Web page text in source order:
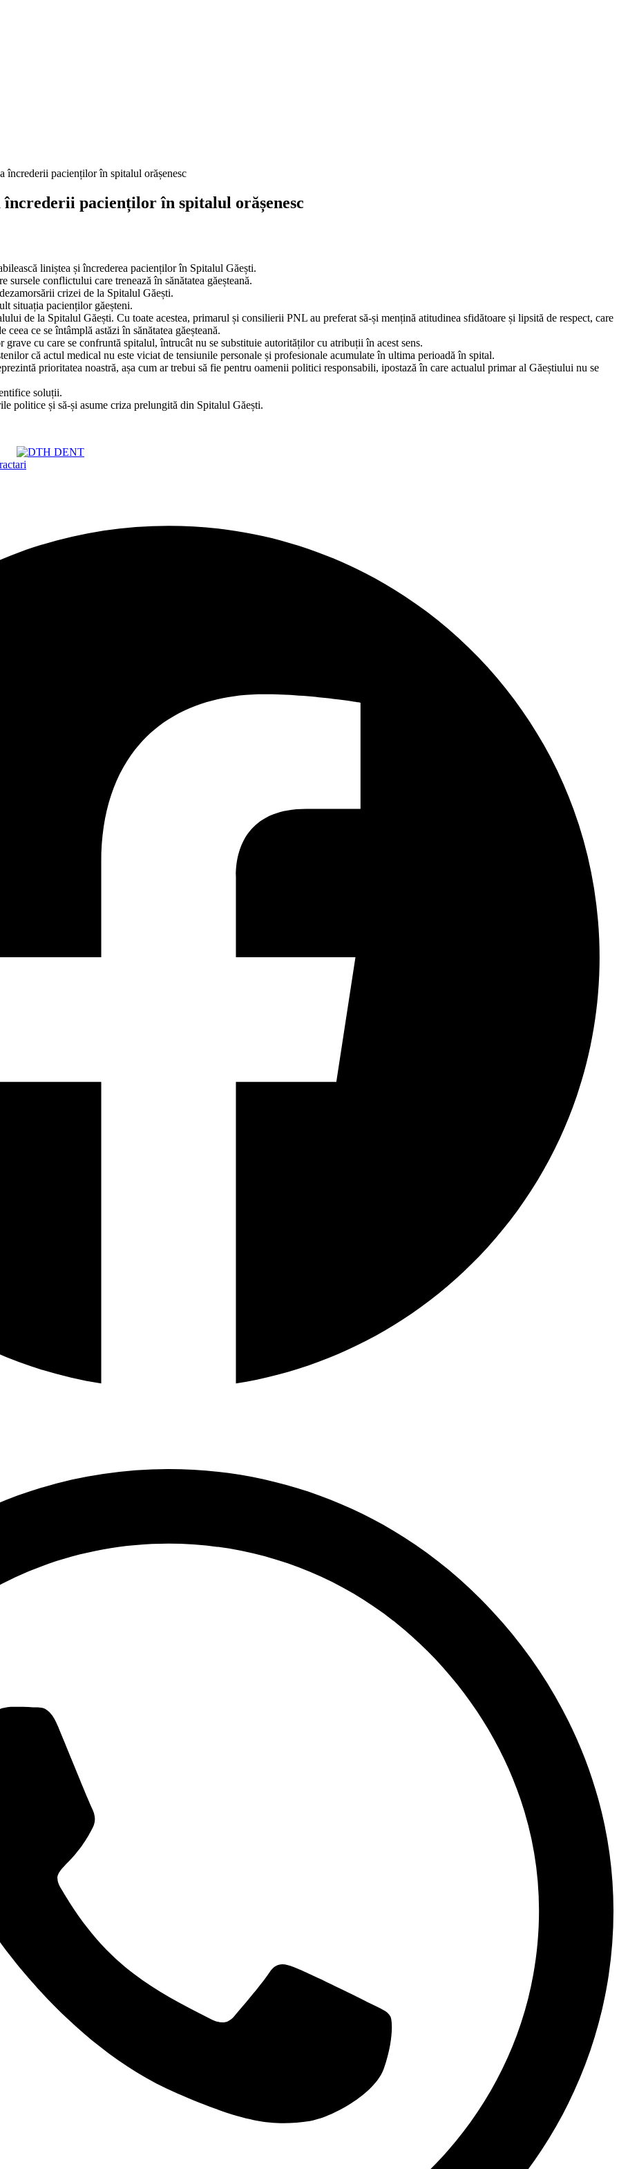
pacienților în spitalul orășenesc
liniștea și încrederea pacienților în Spitalul Găești.
sursele conflictului care trenează în sănătatea găeșteană.
crizei de la Spitalul Găești.
situația pacienților găeșteni.
de la Spitalul Găești. Cu toate acestea, primarul și consilierii PNL au preferat să-și mențină atitudinea sfidătoare și lipsită de respect, care
ce se întâmplă astăzi în sănătatea găeșteană.
cu care se confruntă spitalul, întrucât nu se substituie autorităților cu atribuții în acest sens.
că actul medical nu este viciat de tensiunile personale și profesionale acumulate în ultima perioadă în spital.
prioritatea noastră, așa cum ar trebui să fie pentru oamenii politici responsabili, ipostază în care actualul primar al Găeștiului nu se
soluții.
politice și să-și asume criza prelungită din Spitalul Găești.